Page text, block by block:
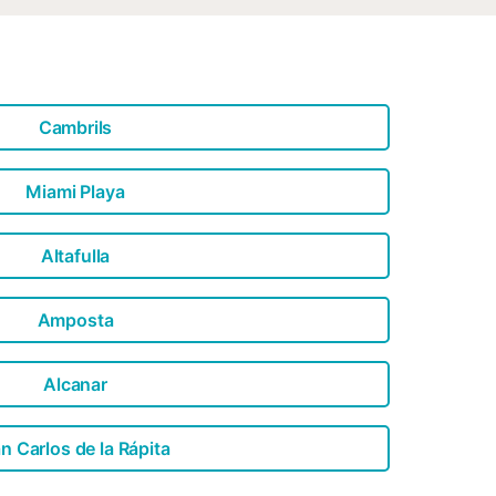
Cambrils
Miami Playa
Altafulla
Amposta
Alcanar
Carlos de la Rápita